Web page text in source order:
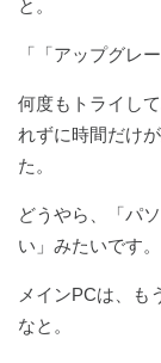
と。
「「アップグレ
何度もトライし
れずに時間だけ
た。
どうやら、「パ
い」みたいです。
メインPCは、も
なと。